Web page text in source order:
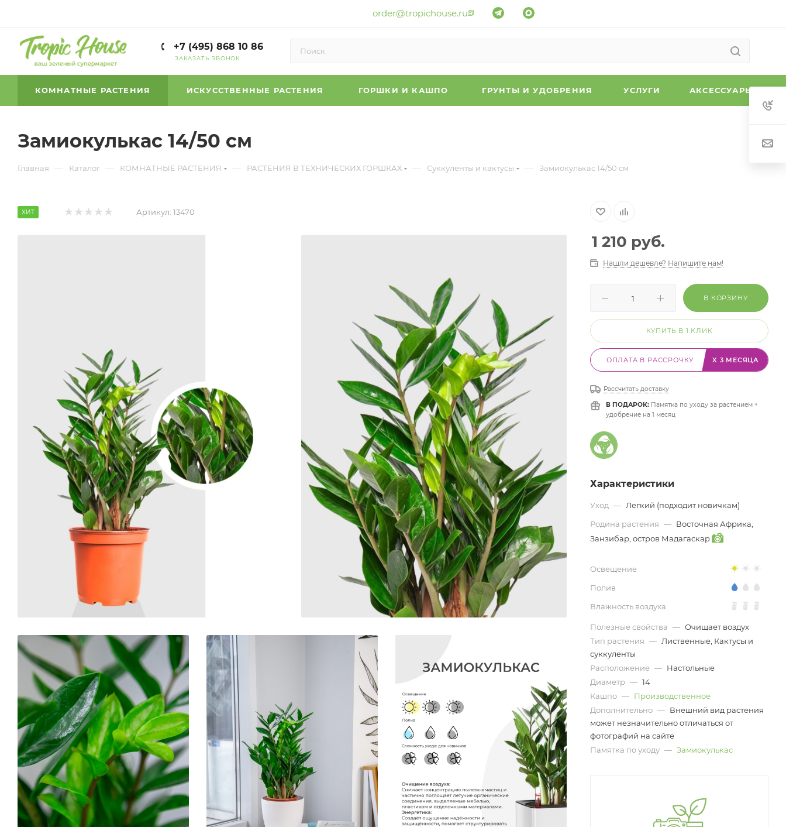
order@tropichouse.ru
+7 (495) 868 10 86
ЗАКАЗАТЬ ЗВОНОК
КОМНАТНЫЕ РАСТЕНИЯ ИСКУССТВЕННЫЕ РАСТЕНИЯ ГОРШКИ И КАШПО ГРУНТЫ И УДОБРЕНИЯ УСЛУГИ АКСЕССУАРЫ
Замиокулькас 14/50 см
Главная — Каталог — КОМНАТНЫЕ РАСТЕНИЯ — РАСТЕНИЯ В ТЕХНИЧЕСКИХ ГОРШКАХ — Суккуленты и кактусы — Замиокулькас 14/50 см
ХИТ Артикул: 13470
1 210 руб.
Нашли дешевле? Напишите нам!
В КОРЗИНУ
КУПИТЬ В 1 КЛИК
ОПЛАТА В РАССРОЧКУ X 3 МЕСЯЦА
Рассчитать доставку
В ПОДАРОК: Памятка по уходу за растением +
удобрение на 1 месяц
Характеристики
Уход — Легкий (подходит новичкам)
Родина растения — Восточная Африка,
Занзибар, остров Мадагаскар
Освещение
Полив
Влажность воздуха
Полезные свойства — Очищает воздух
Тип растения — Лиственные, Кактусы и
суккуленты
Расположение — Настольные
Диаметр — 14
Кашпо — Производственное
Дополнительно — Внешний вид растения
может незначительно отличаться от
фотографий на сайте
Памятка по уходу — Замиокулькас